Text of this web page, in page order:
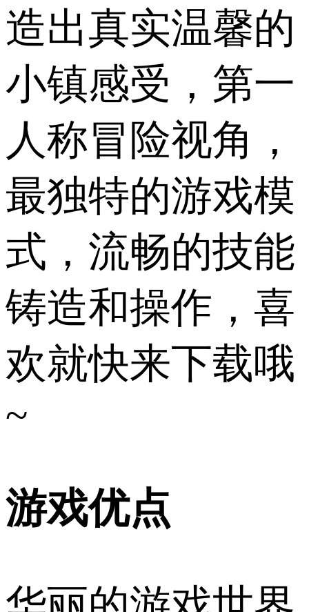
造出真实温馨的
小镇感受，第一
人称冒险视角，
最独特的游戏模
式，流畅的技能
铸造和操作，喜
欢就快来下载哦
~
游戏优点